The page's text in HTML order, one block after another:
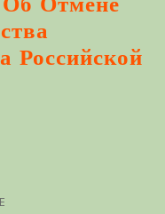
Российской